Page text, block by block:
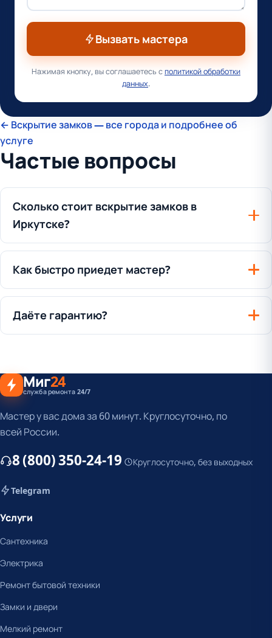
Вызвать мастера
Нажимая кнопку, вы соглашаетесь сполитикой обработки
данных.
← Вскрытие замков — все города и подробнее об
услуге
Частые вопросы
Сколько стоит вскрытие замков в
Иркутске?
Как быстро приедет мастер?
Даёте гарантию?
Миг24
служба ремонта 24/7
Мастер у вас дома за 60 минут. Круглосуточно, по
всей России.
8 (800) 350-24-19 Круглосуточно, без выходных
Telegram
Услуги
Сантехника
Электрика
Ремонт бытовой техники
Замки и двери
Мелкий ремонт